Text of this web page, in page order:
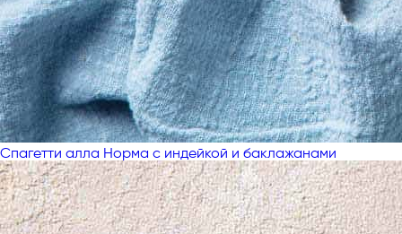
Спагетти алла Норма с индейкой и баклажанами